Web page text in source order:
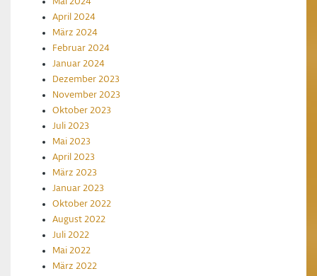
April 2024
März 2024
Februar 2024
Januar 2024
Dezember 2023
November 2023
Oktober 2023
Juli 2023
Mai 2023
April 2023
März 2023
Januar 2023
Oktober 2022
August 2022
Juli 2022
Mai 2022
März 2022